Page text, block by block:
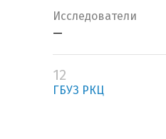
Исследователи
—
12
ГБУЗ РКЦ